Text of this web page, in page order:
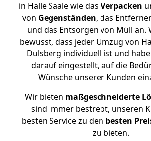
in Halle Saale wie das Verpacken
von Gegenständen, das
und das Entsorgen von Müll an.
bewusst, dass jeder Umzug von
Dulsberg individuell ist und
darauf eingestellt, auf die
Wünsche unserer Kunden
Wir bieten maßgeschneiderte
sind immer bestrebt, unseren
besten Service zu den besten
zu bieten.